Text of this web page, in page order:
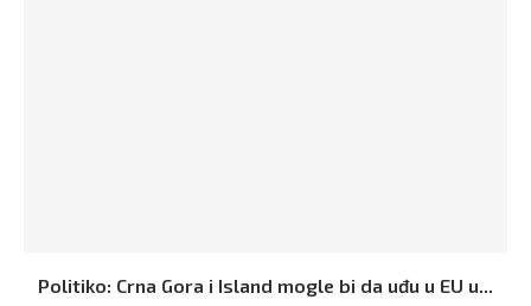
Politiko: Crna Gora i Island mogle bi da uđu u EU u...